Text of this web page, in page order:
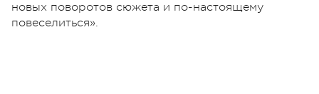
новых поворотов сюжета и по-настоящему
повеселиться».